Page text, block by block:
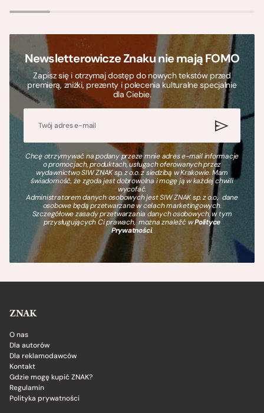
Newsletterowicze Znaku nie mają FOMO
Zapisz się i otrzymaj dostęp do nowych tekstów przed
premierą, zniżki, prezenty i polecenia kulturalne specjalnie
dla Ciebie.
Chcę otrzymywać na podany przeze mnie adres e-mail informacje
o promocjach, produktach, usługach oferowanych przez
wydawnictwo SIW ZNAK sp. z o.o. z siedzibą w Krakowie. Mam
świadomość, że zgoda jest dobrowolna i mogę ją w każdej chwili
wycofać.
Administratorem danych osobowych jest SIW ZNAK sp. z o.o., dane
osobowe będą przetwarzane w celach marketingowych.
Szczegółowe zasady przetwarzania danych osobowych, w tym
przysługujących Ci prawach, można znaleźć wPolityce
Prywatności.
ZNAK
O nas
Dla autorów
Dla reklamodawców
Kontakt
Gdzie mogę kupić ZNAK?
Regulamin
Polityka prywatności